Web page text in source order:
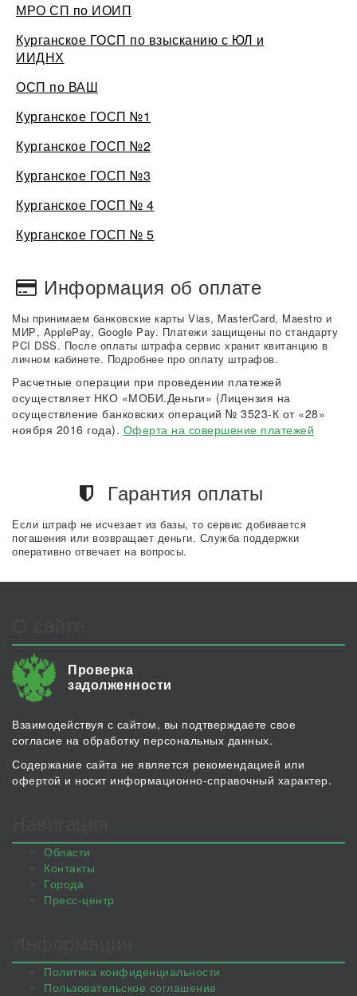
МРО СП по ИОИП
Курганское ГОСП по взысканию с ЮЛ и
ИИДНХ
ОСП по ВАШ
Курганское ГОСП №1
Курганское ГОСП №2
Курганское ГОСП №3
Курганское ГОСП № 4
Курганское ГОСП № 5
Информация об оплате
Мы принимаем банковские карты Vias, MasterCard, Maestro и
МИР, ApplePay, Google Pay. Платежи защищены по стандарту
PCI DSS. После оплаты штрафа сервис хранит квитанцию в
личном кабинете. Подробнее про оплату штрафов.
Расчетные операции при проведении платежей
осуществляет НКО «МОБИ.Деньги» (Лицензия на
осуществление банковских операций № 3523-К от «28»
ноября 2016 года). Оферта на совершение платежей
Гарантия оплаты
Если штраф не исчезает из базы, то сервис добивается
погашения или возвращает деньги. Служба поддержки
оперативно отвечает на вопросы.
Проверка
задолженности
Взаимодействуя с сайтом, вы подтверждаете свое
согласие на обработку персональных данных.
Содержание сайта не является рекомендацией или
офертой и носит информационно-справочный характер.
Области
Контакты
Города
Пресс-центр
Политика конфиденциальности
Пользовательское соглашение